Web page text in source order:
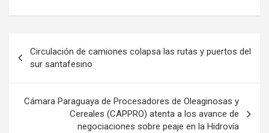
ce
o
o
k
tt
er
ail at
A
p
p
de
entradas
Circulación de camiones colapsa las rutas y puertos del
sur santafesino
Cámara Paraguaya de Procesadores de Oleaginosas y
Cereales (CAPPRO) atenta a los avance de
negociaciones sobre peaje en la Hidrovía